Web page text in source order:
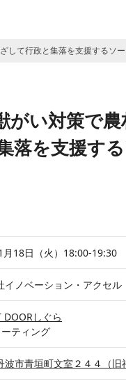
して行政と集落を支援するソ
がい対策で
落を支援す
月18日（火）18:00-19:30
イノベーション・アクセル
DOORしぐら
ティング
波市青垣町文室２４４（旧